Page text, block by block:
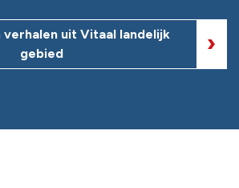
verhalen uit Vitaal landelijk
gebied